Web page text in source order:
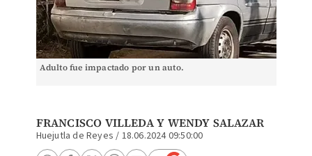
Adulto fue impactado por un auto.
FRANCISCO VILLEDA Y WENDY SALAZAR
Huejutla de Reyes / 18.06.2024 09:50:00